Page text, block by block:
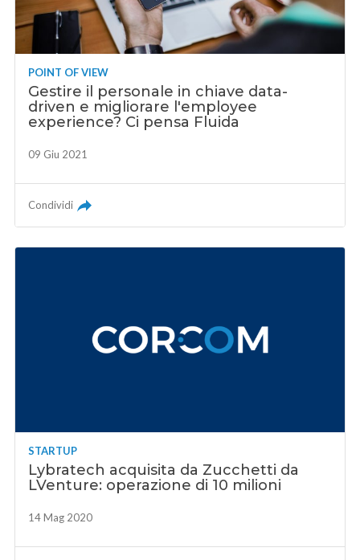
POINT OF VIEW
Gestire il personale in chiave data-
driven e migliorare l'employee
experience? Ci pensa Fluida
09 Giu 2021
Condividi
STARTUP
Lybratech acquisita da Zucchetti da
LVenture: operazione di 10 milioni
14 Mag 2020